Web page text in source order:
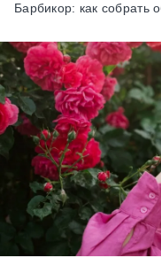
присоединяйтесь к
Барбикор: как собрать